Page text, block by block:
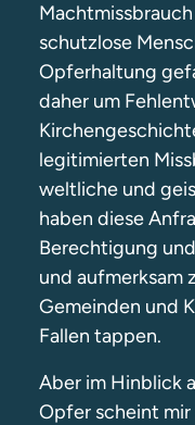
schutzlose
Opferhaltung
daher um
legitimierten
weltliche und
haben diese
Berechtigung
und aufmerksam
Gemeinden und
Fallen tappen.
Aber im Hinblick
Opfer scheint mir